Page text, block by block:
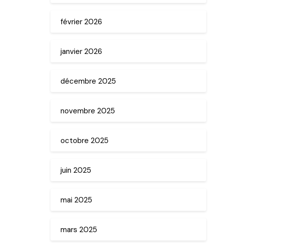
février 2026
janvier 2026
décembre 2025
novembre 2025
octobre 2025
juin 2025
mai 2025
mars 2025